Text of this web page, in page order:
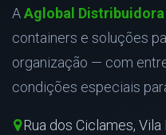
AAglobal Distribuidora
containers e soluções
organização — com
condições especiais
Rua dos Ciclames,